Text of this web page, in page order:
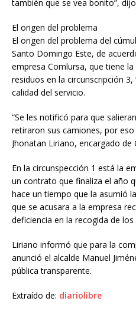
también que se vea bonito”,
El origen del problema
El origen del problema del
Santo Domingo Este, de
empresa Comlursa, que tiene
residuos en la circunscripción
calidad del servicio.
“Se les notificó para que
retiraron sus camiones, por
Jhonatan Liriano, encargado de
En la circunspección 1 está la
un contrato que finaliza el año
hace un tiempo que la asumió
que se acusara a la empresa
deficiencia en la recogida de los
Liriano informó que para la
anunció el alcalde Manuel
pública transparente.
Extraído de: diariolibre